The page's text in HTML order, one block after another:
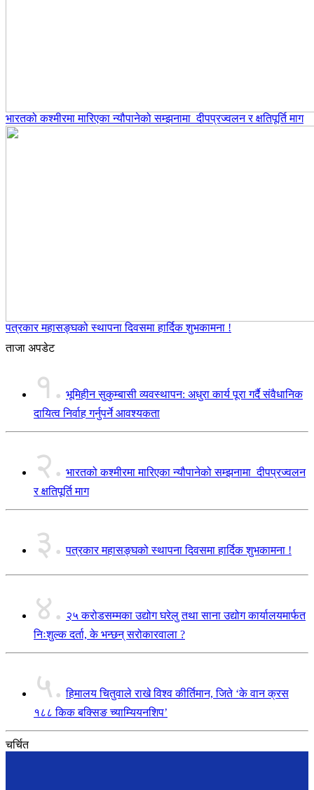
भारतको कश्मीरमा मारिएका न्यौपानेको सम्झनामा दीपप्रज्वलन र क्षतिपूर्ति माग
पत्रकार महासङ्घको स्थापना दिवसमा हार्दिक शुभकामना !
ताजा अपडेट
१. भूमिहीन सुकुम्बासी व्यवस्थापन: अधुरा कार्य पूरा गर्दै संवैधानिक
दायित्व निर्वाह गर्नुपर्ने आवश्यकता
२. भारतको कश्मीरमा मारिएका न्यौपानेको सम्झनामा दीपप्रज्वलन
र क्षतिपूर्ति माग
३. पत्रकार महासङ्घको स्थापना दिवसमा हार्दिक शुभकामना !
४. २५ करोडसम्मका उद्योग घरेलु तथा साना उद्योग कार्यालयमार्फत
निःशुल्क दर्ता, के भन्छन् सरोकारवाला ?
५. हिमालय चितुवाले राखे विश्व कीर्तिमान, जिते ‘के वान क्रस
१८८ किक बक्सिङ च्याम्यियनशिप’
चर्चित